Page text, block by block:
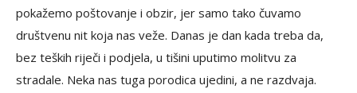
pokažemo poštovanje i obzir, jer samo tako čuvamo
društvenu nit koja nas veže. Danas je dan kada treba da,
bez teških riječi i podjela, u tišini uputimo molitvu za
stradale. Neka nas tuga porodica ujedini, a ne razdvaja.